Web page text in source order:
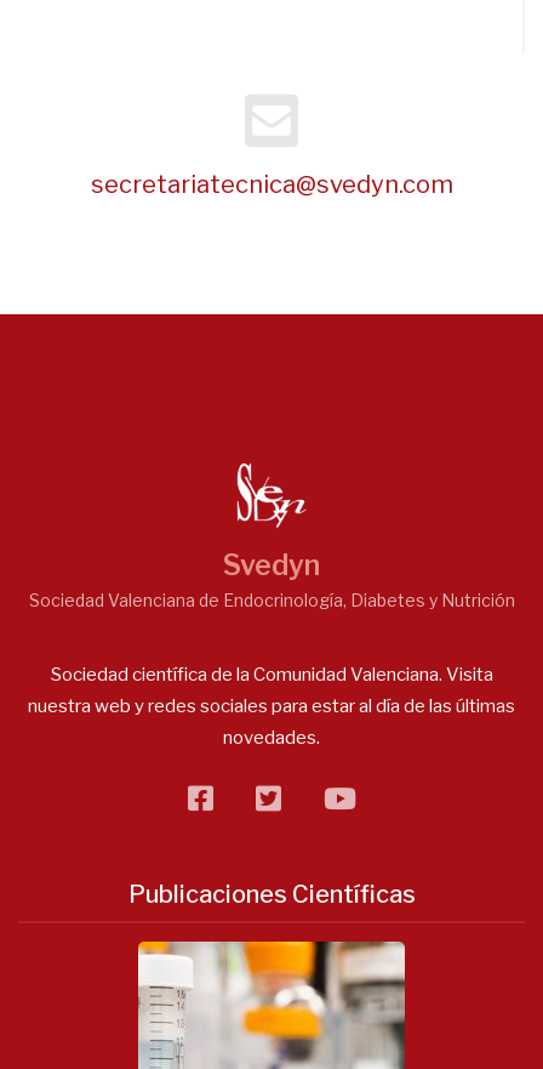
secretariatecnica@svedyn.com
Svedyn
Sociedad Valenciana de Endocrinología, Diabetes y Nutrición
Sociedad científica de la Comunidad Valenciana. Visita
nuestra web y redes sociales para estar al día de las últimas
novedades.
facebooktwitterflickr
Publicaciones Científicas